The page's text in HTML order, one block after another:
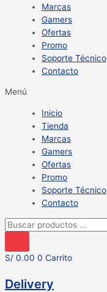
Marcas
Gamers
Ofertas
Promo
Soporte Técnico
Contacto
Menú
Inicio
Tienda
Marcas
Gamers
Ofertas
Promo
Soporte Técnico
Contacto
Búsqueda
productos
S/ 0.00 0 Carrito
Delivery